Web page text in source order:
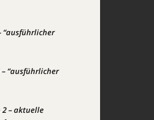
“ausführlicher
“ausführlicher
2 – aktuelle